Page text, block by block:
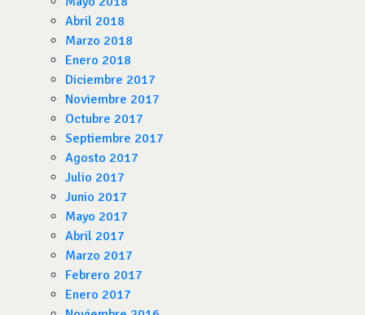
Abril 2018
Marzo 2018
Enero 2018
Diciembre 2017
Noviembre 2017
Octubre 2017
Septiembre 2017
Agosto 2017
Julio 2017
Junio 2017
Mayo 2017
Abril 2017
Marzo 2017
Febrero 2017
Enero 2017